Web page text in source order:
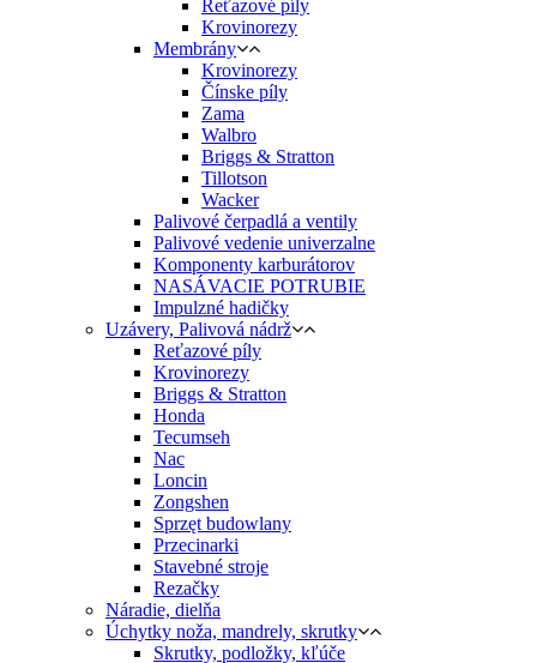
Reťazové píly
Krovinorezy
Membrány
Krovinorezy
Čínske píly
Zama
Walbro
Briggs & Stratton
Tillotson
Wacker
Palivové čerpadlá a ventily
Palivové vedenie univerzalne
Komponenty karburátorov
NASÁVACIE POTRUBIE
Impulzné hadičky
Uzávery, Palivová nádrž
Reťazové píly
Krovinorezy
Briggs & Stratton
Honda
Tecumseh
Nac
Loncin
Zongshen
Sprzęt budowlany
Przecinarki
Stavebné stroje
Rezačky
Náradie, dielňa
Úchytky noža, mandrely, skrutky
Skrutky, podložky, kľúče